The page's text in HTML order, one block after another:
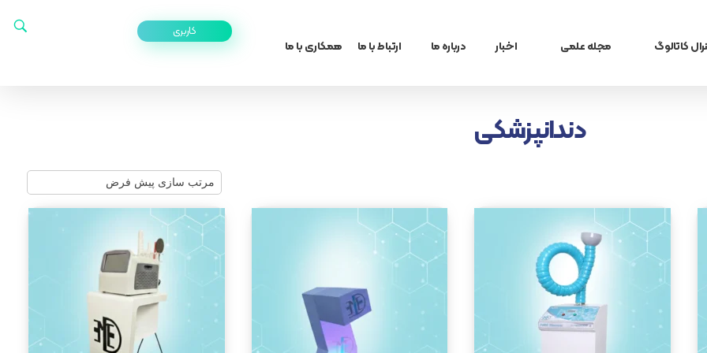
کاتالوگ مجله علمی
تازه های پزشکی
اخبار درباره ما ارتباط با ما همکاری با ما
کاربری
دندانپزشکی